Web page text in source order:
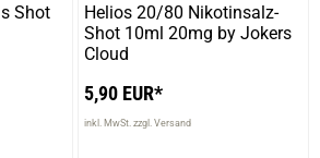
Trustedshops.de
ALL DAY LIQUID \n\n1.Pink
Shot
Helios 20/80 Nikotinsalz-
Shot 10ml 20mg by Jokers
Cloud
5,90 EUR*
inkl. MwSt. zzgl. Versand